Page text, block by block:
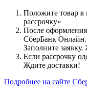
Положите товар в
рассрочку»
После оформления
СберБанк Онлайн.
Заполните
Если рассрочку
Ждите доставки!
Подробнее на сайте